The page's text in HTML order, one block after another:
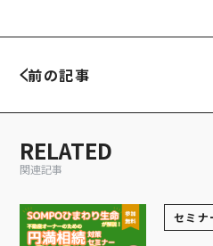
前の記事
RELATED
関連記事
セミナ